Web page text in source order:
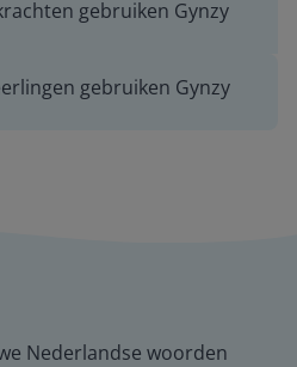
gebruiken Gynzy
gebruiken Gynzy
Nederlandse woorden